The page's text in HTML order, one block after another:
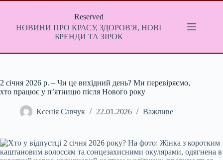
Перейти
Reserved
НОВИНИ ПРО КРАСУ, ЗДОРОВ'Я, НОВІ
БРЕНДИ ТА ЗІРОК
2 січня 2026 р. – Чи це вихідний день? Ми перевіряємо,
хто працює у п’ятницю після Нового року
Ксенія Савчук 22.01.2026 Важливе